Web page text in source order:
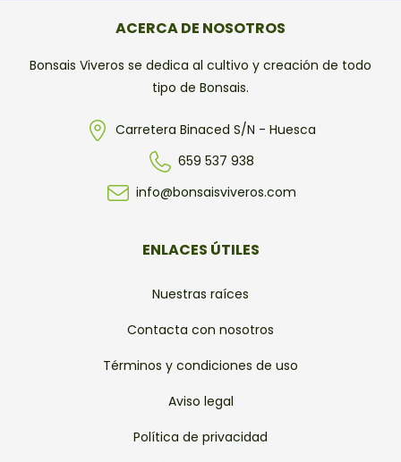
ACERCA DE NOSOTROS
Bonsais Viveros se dedica al cultivo y creación de todo
tipo de Bonsais.
Carretera Binaced S/N - Huesca
659 537 938
info@bonsaisviveros.com
ENLACES ÚTILES
Nuestras raíces
Contacta con nosotros
Términos y condiciones de uso
Aviso legal
Política de privacidad